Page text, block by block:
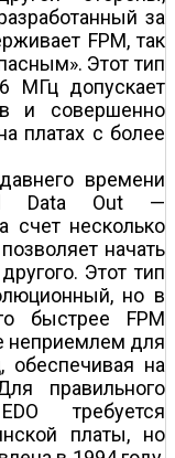
за
FPM, так
Этот тип
МГц допускает
и совершенно
платах с более
времени
Data Out —
счет несколько
начать
Этот тип
но в
быстрее FPM
неприемлем для
обеспечивая на
правильного
требуется
платы, но